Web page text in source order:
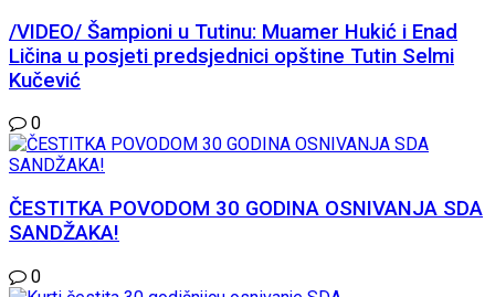
/VIDEO/ Šampioni u Tutinu: Muamer Hukić i Enad
Ličina u posjeti predsjednici opštine Tutin Selmi
Kučević
0
ČESTITKA POVODOM 30 GODINA OSNIVANJA SDA
SANDŽAKA!
0